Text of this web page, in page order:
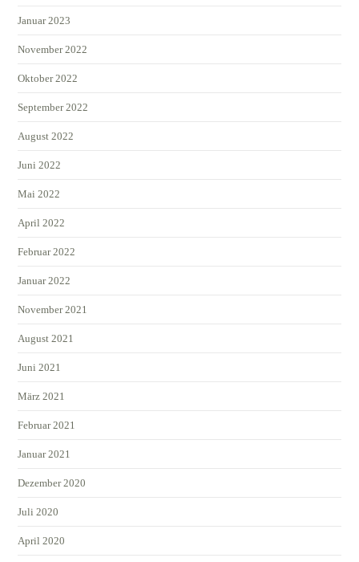
Januar 2023
November 2022
Oktober 2022
September 2022
August 2022
Juni 2022
Mai 2022
April 2022
Februar 2022
Januar 2022
November 2021
August 2021
Juni 2021
März 2021
Februar 2021
Januar 2021
Dezember 2020
Juli 2020
April 2020